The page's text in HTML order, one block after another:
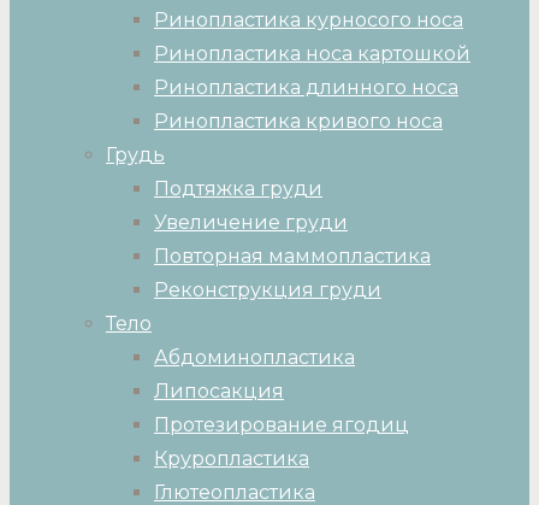
Ринопластика курносого носа
Ринопластика носа картошкой
Ринопластика длинного носа
Ринопластика кривого носа
Грудь
Подтяжка груди
Увеличение груди
Повторная маммопластика
Реконструкция груди
Тело
Абдоминопластика
Липосакция
Протезирование ягодиц
Круропластика
Глютеопластика